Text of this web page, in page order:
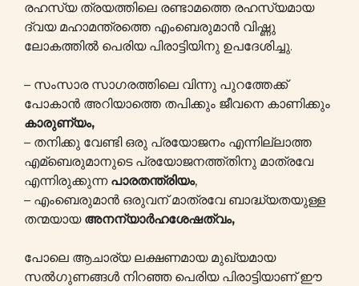
രഹസ്യ ത്രയത്തിലെ രണ്ടാമത്തെ രഹസ്യമായ
ദ്വയ മഹാമന്ത്രത്തെ എംബെരുമാൻ വിഷ്ണു
ലോകത്തിൽ പെരിയ പിരാട്ടിയിനു ഉപദേശിച്ചു.
– സംസാര സാഗരത്തിലെ വിന്നു പുറത്തേക്ക്
പോകാൻ അറിയാത്തെ തപിക്കും ജീവനെ കാണിക്കും
കാരുണ്യം,
– തനിക്കു വേണ്ടി ഒരു പ്രയോജനം എന്നില്ലാത്ത
എമ്ബെരുമാനുടെ പ്രയോജനത്ത്തിനു മാത്രവേ
എന്നിരുക്കുന്ന പാരതന്ത്രിയം,
– എംബെരുമാൻ ഒരുവന് മാത്രവേ ബാദ്ധ്യതയുള്ള
തന്മയായ അനന്യാർഹശേഷത്വം,
പോലെ ആചാര്യ ലക്ഷണമായ മുഖ്യമായ
സൽഗുണങ്ങൾ നിറഞ്ഞ പെരിയ പിരാട്ടിയാണ് ഈ